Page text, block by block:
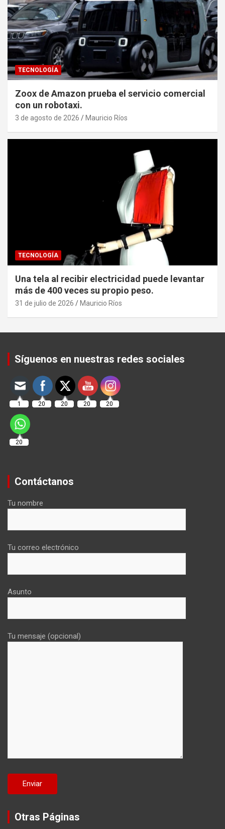
TECNOLOGÍA
Zoox de Amazon prueba el servicio comercial
con un robotaxi.
3 de agosto de 2026 Mauricio Ríos
TECNOLOGÍA
Una tela al recibir electricidad puede levantar
más de 400 veces su propio peso.
31 de julio de 2026 Mauricio Ríos
Síguenos en nuestras redes sociales
1 20 20 20 20
20
Contáctanos
Tu nombre
Tu correo electrónico
Asunto
Tu mensaje (opcional)
Otras Páginas